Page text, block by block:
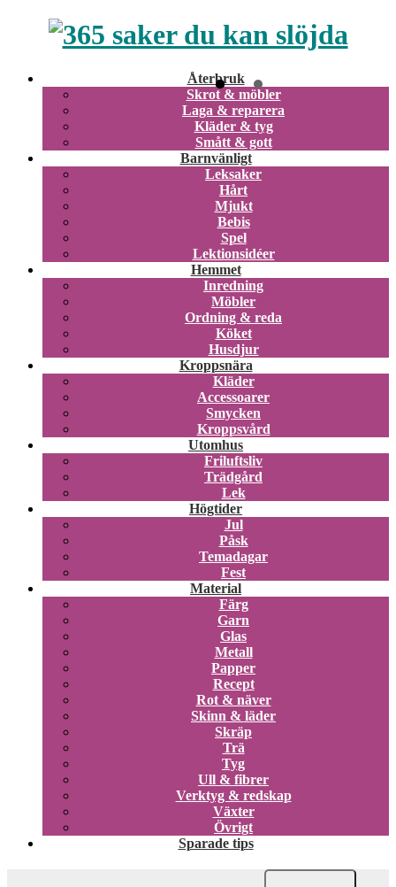
Återbruk
Skrot & möbler
Laga & reparera
Kläder & tyg
Smått & gott
Barnvänligt
Leksaker
Hårt
Mjukt
Bebis
Spel
Lektionsidéer
Hemmet
Inredning
Möbler
Ordning & reda
Köket
Husdjur
Kroppsnära
Kläder
Accessoarer
Smycken
Kroppsvård
Utomhus
Friluftsliv
Trädgård
Lek
Högtider
Jul
Påsk
Temadagar
Fest
Material
Färg
Garn
Glas
Metall
Papper
Recept
Rot & näver
Skinn & läder
Skräp
Trä
Tyg
Ull & fibrer
Verktyg & redskap
Växter
Övrigt
Sparade tips